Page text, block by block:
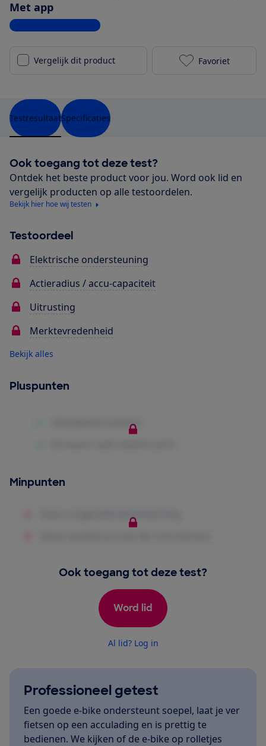
Met app
Bekijk alle specificaties
Vergelijk dit product Trek Allant+
Favoriet
TestresultaatSpecificaties
Ook toegang tot deze test?
Ontdek het beste product voor jou. Word ook lid en
vergelijk producten op alle testoordelen.
Bekijk hier hoe wij testen
Testoordeel
Elektrische ondersteuning
Actieradius / accu-capaciteit
Uitrusting
Merktevredenheid
Bekijk alles
Pluspunten
Minpunten
Ook toegang tot deze test?
Word lid
Al lid? Log in
Professioneel getest
Een goede e-bike ondersteunt soepel, laat je ver
fietsen op een acculading en is prettig te
bedienen. We kijken of de e-bike op rolletjes